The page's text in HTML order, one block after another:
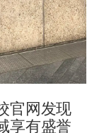
官网发现
享有盛誉